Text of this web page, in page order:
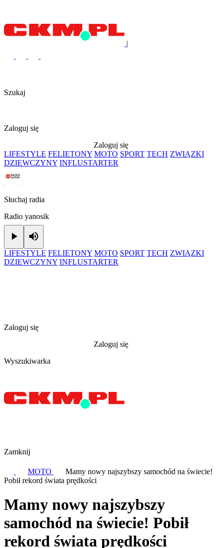
|
Szukaj
Zaloguj się
Zaloguj się
LIFESTYLE FELIETONY MOTO SPORT TECH ZWIĄZKI
DZIEWCZYNY INFLUSTARTER
Słuchaj radia
Radio yanosik
Play
LIFESTYLE FELIETONY MOTO SPORT TECH ZWIĄZKI
DZIEWCZYNY INFLUSTARTER
Zaloguj się
Zaloguj się
Wyszukiwarka
Zamknij
MOTO
Mamy nowy najszybszy samochód na świecie!
Pobił rekord świata prędkości
Mamy nowy najszybszy
samochód na świecie! Pobił
rekord świata prędkości